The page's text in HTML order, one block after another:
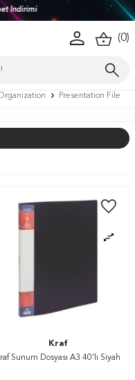
%5 İndirim!
(0)
Presentation File
Kraf
Sunum Dosyası A3 40’lı Siyah